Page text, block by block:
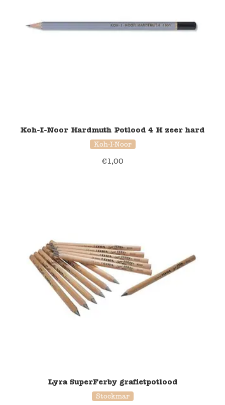
Koh-I-Noor Hardmuth Potlood 4 H zeer hard
Koh-I-Noor
€1,00
Lyra SuperFerby grafietpotlood
Stockmar